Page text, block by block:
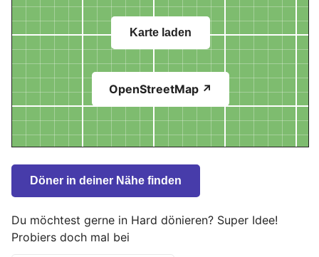
Karte laden
OpenStreetMap ↗
Döner in deiner Nähe finden
Du möchtest gerne in Hard dönieren? Super Idee!
Probiers doch mal bei